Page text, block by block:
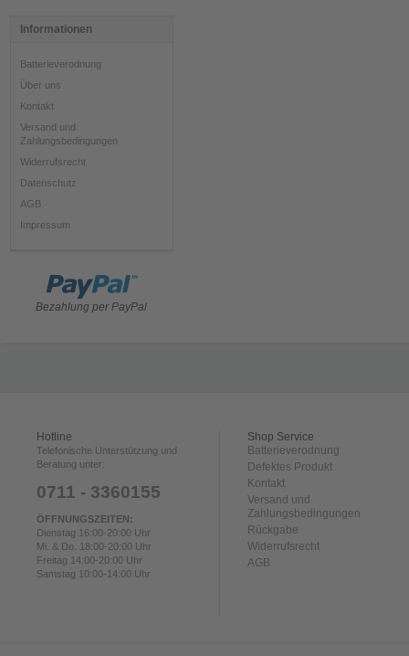
Informationen
Batterieverodnung
Über uns
Kontakt
Versand und
Zahlungsbedingungen
Widerrufsrecht
Datenschutz
AGB
Impressum
Bezahlung per PayPal
Hotline
Telefonische Unterstützung und
Beratung unter:
0711 - 3360155
ÖFFNUNGSZEITEN:
Dienstag 16:00-20:00 Uhr
Mi. & Do. 18:00-20:00 Uhr
Freitag 14:00-20:00 Uhr
Samstag 10:00-14:00 Uhr
Shop Service
Batterieverodnung
Defektes Produkt
Kontakt
Versand und
Zahlungsbedingungen
Rückgabe
Widerrufsrecht
AGB